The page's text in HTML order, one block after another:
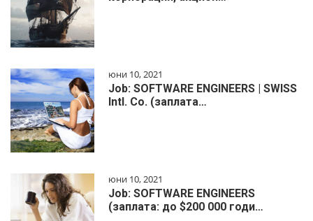
юни 10, 2021
Job: SOFTWARE ENGINEERS | SWISS
Intl. Co. (заплата…
юни 10, 2021
Job: SOFTWARE ENGINEERS
(заплата: до $200 000 годи…